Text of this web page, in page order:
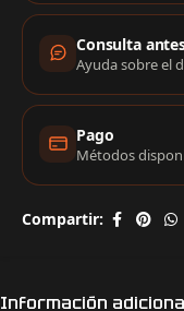
Consulta
Ayuda sobre el
Pago
Métodos
Compartir:
Información